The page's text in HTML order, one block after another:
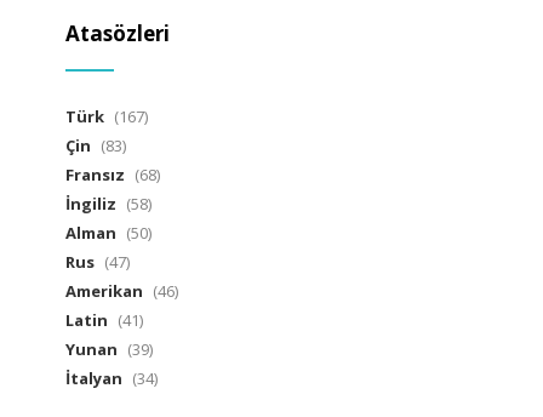
Atasözleri
Türk (167)
Çin (83)
Fransız (68)
İngiliz (58)
Alman (50)
Rus (47)
Amerikan (46)
Latin (41)
Yunan (39)
İtalyan (34)